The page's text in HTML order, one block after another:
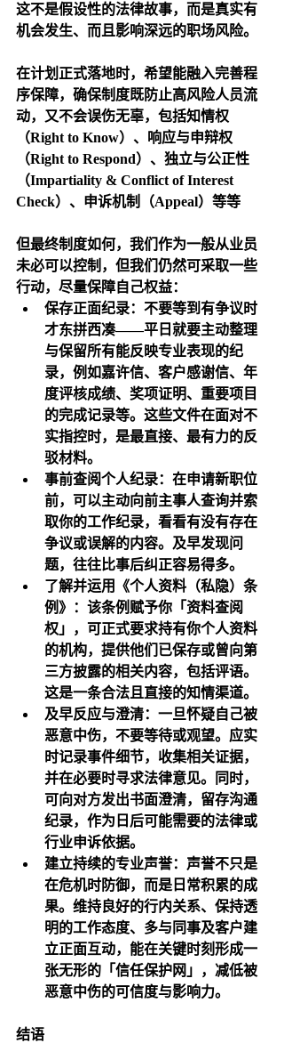
这不是假设性的法律故事，而是真实有
机会发生、而且影响深远的职场风险。
在计划正式落地时，希望能融入完善程
序保障，确保制度既防止高风险人员流
动，又不会误伤无辜，包括知情权
（Right to Know）、响应与申辩权
（Right to Respond）、独立与公正性
（Impartiality & Conflict of Interest
Check）、申诉机制（Appeal）等等
但最终制度如何，我们作为一般从业员
未必可以控制，但我们仍然可采取一些
行动，尽量保障自己权益：
保存正面纪录：不要等到有争议时
才东拼西凑——平日就要主动整理
与保留所有能反映专业表现的纪
录，例如嘉许信、客户感谢信、年
度评核成绩、奖项证明、重要项目
的完成记录等。这些文件在面对不
实指控时，是最直接、最有力的反
驳材料。
事前查阅个人纪录：在申请新职位
前，可以主动向前主事人查询并索
取你的工作纪录，看看有没有存在
争议或误解的内容。及早发现问
题，往往比事后纠正容易得多。
了解并运用《个人资料（私隐）条
例》：该条例赋予你「资料查阅
权」，可正式要求持有你个人资料
的机构，提供他们已保存或曾向第
三方披露的相关内容，包括评语。
这是一条合法且直接的知情渠道。
及早反应与澄清：一旦怀疑自己被
恶意中伤，不要等待或观望。应实
时记录事件细节，收集相关证据，
并在必要时寻求法律意见。同时，
可向对方发出书面澄清，留存沟通
纪录，作为日后可能需要的法律或
行业申诉依据。
建立持续的专业声誉：声誉不只是
在危机时防御，而是日常积累的成
果。维持良好的行内关系、保持透
明的工作态度、多与同事及客户建
立正面互动，能在关键时刻形成一
张无形的「信任保护网」，减低被
恶意中伤的可信度与影响力。
结语